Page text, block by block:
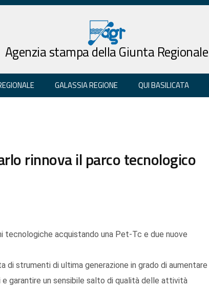
Agenzia stampa della Giunta Regionale
GALASSIA REGIONE QUI BASILICATA
rinnova il parco tecnologico
tecnologiche acquistando una Pet-Tc e due nuove
di strumenti di ultima generazione in grado di aumentare
garantire un sensibile salto di qualità delle attività